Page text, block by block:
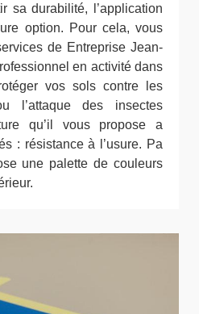
sa durabilité, l’application
option. Pour cela, vous
de Entreprise Jean-
en activité dans
vos sols contre les
l’attaque des insectes
qu’il vous propose a
: résistance à l’usure. Pa
une palette de couleurs